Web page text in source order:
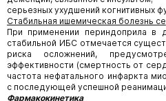
серьезных ухудшений когнитивных
Стабильная ишемическая болезнь
При применении периндоприла в
стабильной ИБС отмечается
риска осложнений,
эффективности (смертность от
частота нефатального инфаркта
с последующей успешной
Фармакокинетика